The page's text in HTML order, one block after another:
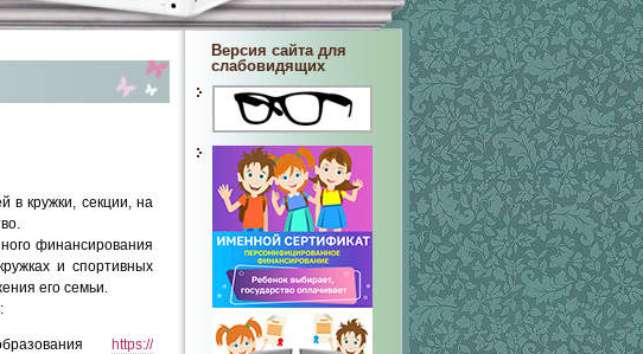
в кружки, секции, на
финансирования
и спортивных
его семьи.
https://
Версия сайта для
слабовидящих